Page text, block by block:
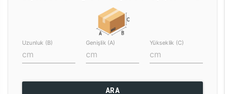
Uzunluk (B) Genişlik (A) Yükseklik (C)
ARA